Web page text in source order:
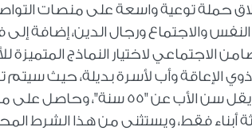
حملة توعية واسعة على منصات
والاجتماع ورجال الدين، إضافة إلى
الإعاقة وأب لأسرة بديلة، حيث سيتم
عدد من المعايير المتعلقة بقصة كفاح الأب ولا يقل سن
أبناء فقط، ويستثنى من هذا الشرط